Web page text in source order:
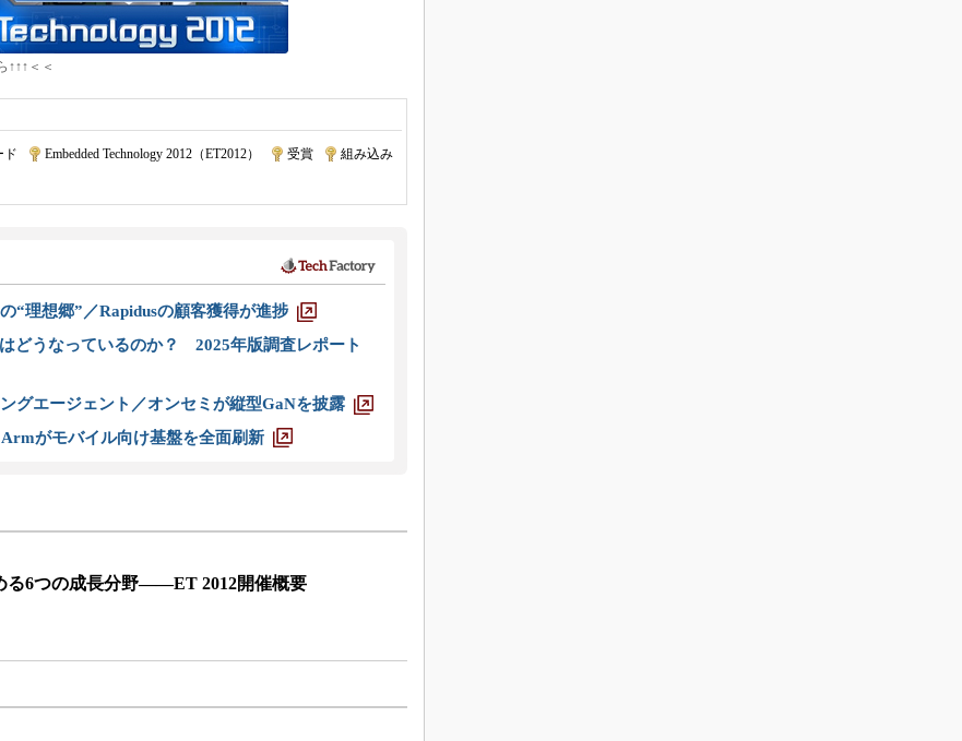
↑↑↑＜＜
ド Embedded Technology 2012（ET2012） 受賞
組み込み
“理想郷”／Rapidusの顧客獲得が進捗
どうなっているのか？ 2025年版調査レポート
グエージェント／オンセミが縦型GaNを披露
がモバイル向け基盤を全面刷新
る6つの成長分野――ET 2012開催概要